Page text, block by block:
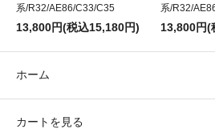
系/R32/AE86/C33/C35
13,800円(税込15,180円)
系/R32/
13,800円(
ホーム
カートを見る